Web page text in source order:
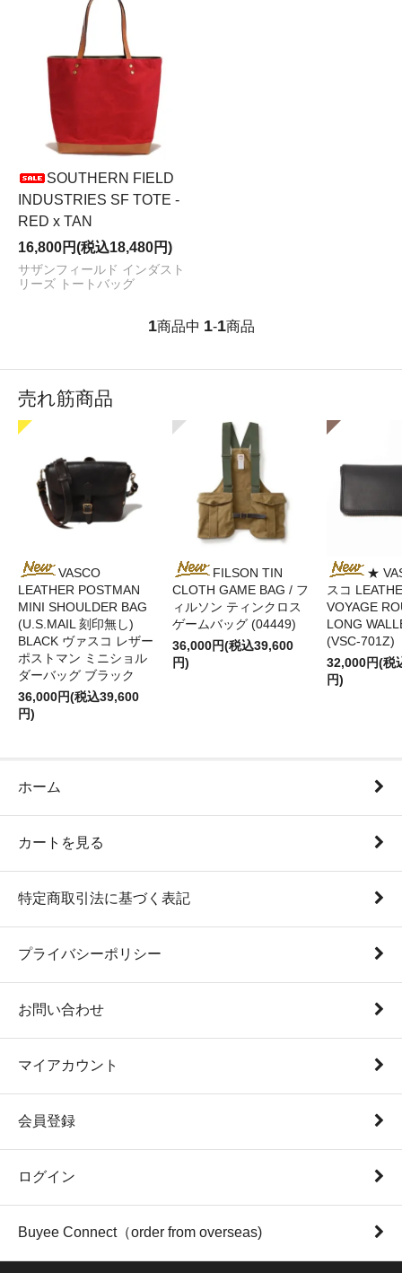
SOUTHERN FIELD
INDUSTRIES SF TOTE -
RED x TAN
16,800円(税込18,480円)
サザンフィールド インダスト
リーズ トートバッグ
1商品中 1-1商品
売れ筋商品
VASCO
LEATHER POSTMAN
MINI SHOULDER BAG
(U.S.MAIL 刻印無し)
BLACK ヴァスコ レザー
ポストマン ミニショル
ダーバッグ ブラック
36,000円(税込39,600
円)
FILSON TIN
CLOTH GAME BAG / フ
ィルソン ティンクロス
ゲームバッグ (04449)
36,000円(税込39,600
円)
★
スコ
VOYAGE
LONG
(VSC-701Z)
32,000円(税
円)
ホーム
カートを見る
特定商取引法に基づく表記
プライバシーポリシー
お問い合わせ
マイアカウント
会員登録
ログイン
Buyee Connect（order from overseas)